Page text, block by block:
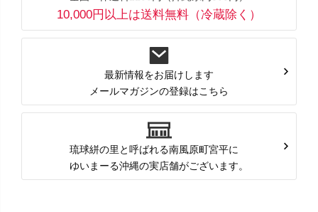
10,000円以上は送料無料（冷蔵除く）
最新情報をお届けします
メールマガジンの登録はこちら
琉球絣の里と呼ばれる南風原町宮平に
ゆいまーる沖縄の実店舗がございます。